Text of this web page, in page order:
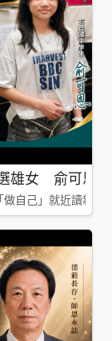
雄女 俞可恩
自己」就近讀新莊